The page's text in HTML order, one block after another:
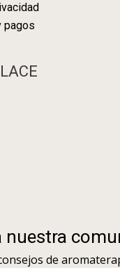
pagos
nuestra
de